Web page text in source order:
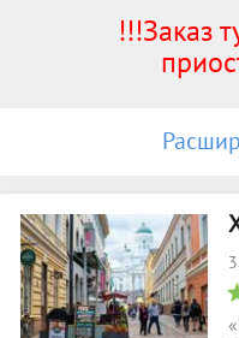
!!!Заказ